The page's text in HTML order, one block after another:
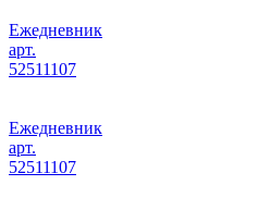
Ежедневник
арт.
52511107
Ежедневник
арт.
52511107